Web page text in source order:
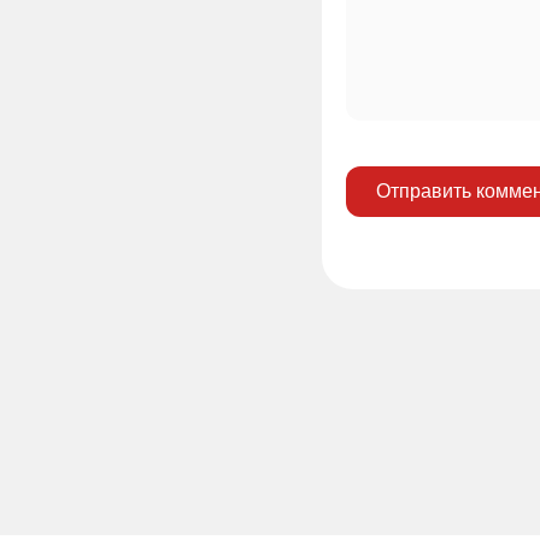
Отправить